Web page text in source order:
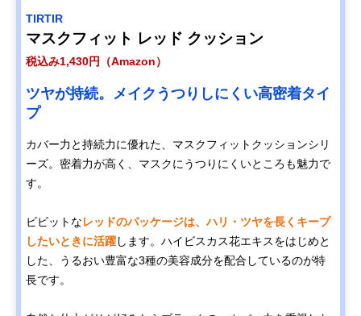
TIRTIR
マスクフィット レッド クッション
税込み1,430円（Amazon）
ツヤが持続。メイクうつりしにくい高密着タイ
プ
カバー力と持続力に優れた、マスクフィットクッションシリ
ーズ。密着力が高く、マスクにうつりにくいところも魅力で
す。
ビビットなレッドのパッケージは、ハリ・ツヤを長くキープ
したいときに活躍します。ハイビスカス花エキスをはじめと
した、うるおい豊富な3種の美容成分を配合しているのが特
長です。